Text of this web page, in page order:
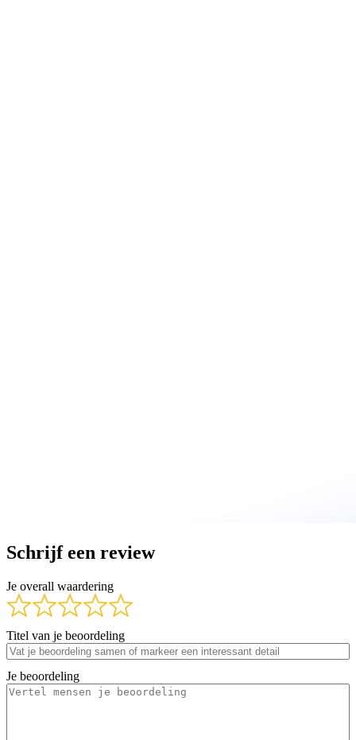
Schrijf een review
Je overall waardering
Titel van je beoordeling
Je beoordeling